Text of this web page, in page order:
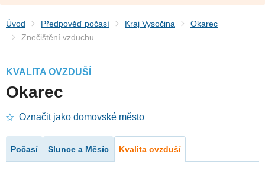
Úvod Předpověď počasí Kraj Vysočina
Okarec
Znečištění vzduchu
KVALITA OVZDUŠÍ
Okarec
Označit jako domovské město
Počasí Slunce a Měsíc Kvalita ovzduší